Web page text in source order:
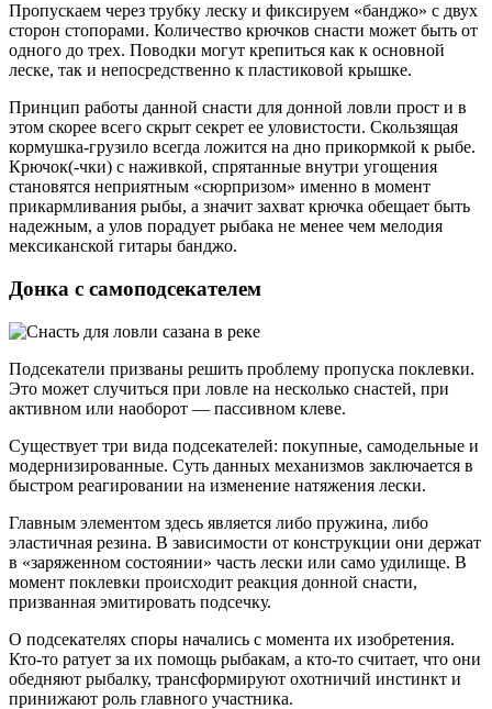
Пропускаем через трубку леску и фиксируем «банджо» с двух
сторон стопорами. Количество крючков снасти может быть от
одного до трех. Поводки могут крепиться как к основной
леске, так и непосредственно к пластиковой крышке.
Принцип работы данной снасти для донной ловли прост и в
этом скорее всего скрыт секрет ее уловистости. Скользящая
кормушка-грузило всегда ложится на дно прикормкой к рыбе.
Крючок(-чки) с наживкой, спрятанные внутри угощения
становятся неприятным «сюрпризом» именно в момент
прикармливания рыбы, а значит захват крючка обещает быть
надежным, а улов порадует рыбака не менее чем мелодия
мексиканской гитары банджо.
Донка с самоподсекателем
Подсекатели призваны решить проблему пропуска поклевки.
Это может случиться при ловле на несколько снастей, при
активном или наоборот — пассивном клеве.
Существует три вида подсекателей: покупные, самодельные и
модернизированные. Суть данных механизмов заключается в
быстром реагировании на изменение натяжения лески.
Главным элементом здесь является либо пружина, либо
эластичная резина. В зависимости от конструкции они держат
в «заряженном состоянии» часть лески или само удилище. В
момент поклевки происходит реакция донной снасти,
призванная эмитировать подсечку.
О подсекателях споры начались с момента их изобретения.
Кто-то ратует за их помощь рыбакам, а кто-то считает, что они
обедняют рыбалку, трансформируют охотничий инстинкт и
принижают роль главного участника.